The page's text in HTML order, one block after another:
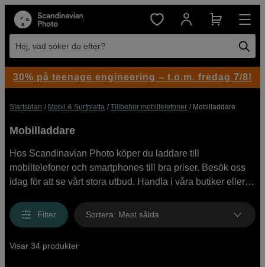
Hej, vad söker du efter?
Startsidan Mobil & Surfplatta Tillbehör mobiltelefoner Mobilladdare
Mobilladdare
Hos Scandinavian Photo köper du laddare till
mobiltelefoner och smartphones till bra priser. Besök oss
idag för att se vårt stora utbud. Handla i våra butiker eller
Filter Sortera: Mest sålda
Visar 34 produkter
30% på teenage engineering – t.o.m. fredag 7/8!